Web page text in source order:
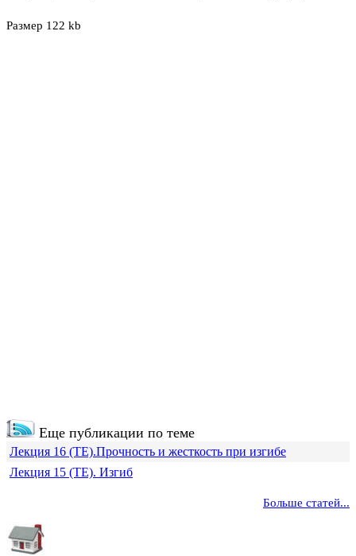
Размер 122 kb
Еще публикации по теме
Лекция 16 (ТЕ).Прочность и жесткость при изгибе
Лекция 15 (ТЕ). Изгиб
Больше статей...